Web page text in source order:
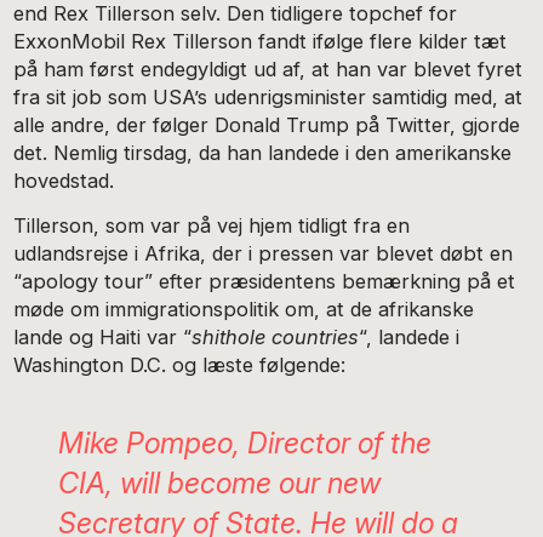
end Rex Tillerson selv. Den tidligere topchef for
ExxonMobil Rex Tillerson fandt ifølge flere kilder tæt
på ham først endegyldigt ud af, at han var blevet fyret
fra sit job som USA’s udenrigsminister samtidig med, at
alle andre, der følger Donald Trump på Twitter, gjorde
det. Nemlig tirsdag, da han landede i den amerikanske
hovedstad.
Tillerson, som var på vej hjem tidligt fra en
udlandsrejse i Afrika, der i pressen var blevet døbt en
“apology tour” efter præsidentens bemærkning på et
møde om immigrationspolitik om, at de afrikanske
lande og Haiti var “shithole countries“, landede i
Washington D.C. og læste følgende:
Mike Pompeo, Director of the
CIA, will become our new
Secretary of State. He will do a